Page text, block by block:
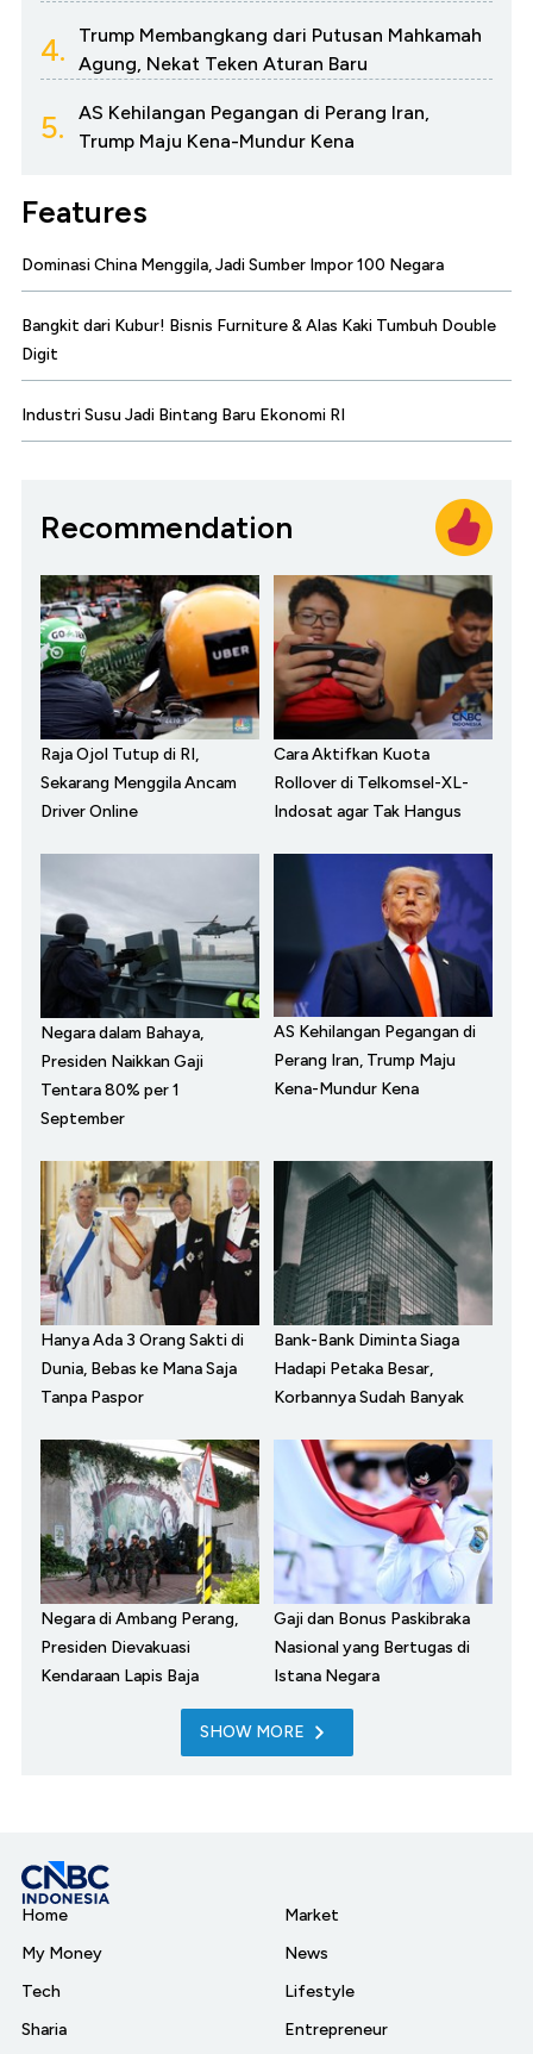
4.
Trump Membangkang dari Putusan Mahkamah
Agung, Nekat Teken Aturan Baru
5.
AS Kehilangan Pegangan di Perang Iran,
Trump Maju Kena-Mundur Kena
Features
Dominasi China Menggila, Jadi Sumber Impor 100 Negara
Bangkit dari Kubur! Bisnis Furniture & Alas Kaki Tumbuh Double
Digit
Industri Susu Jadi Bintang Baru Ekonomi RI
Recommendation
Raja Ojol Tutup di RI,
Sekarang Menggila Ancam
Driver Online
Cara Aktifkan Kuota
Rollover di Telkomsel-XL-
Indosat agar Tak Hangus
Negara dalam Bahaya,
Presiden Naikkan Gaji
Tentara 80% per 1
September
AS Kehilangan Pegangan di
Perang Iran, Trump Maju
Kena-Mundur Kena
Hanya Ada 3 Orang Sakti di
Dunia, Bebas ke Mana Saja
Tanpa Paspor
Bank-Bank Diminta Siaga
Hadapi Petaka Besar,
Korbannya Sudah Banyak
Negara di Ambang Perang,
Presiden Dievakuasi
Kendaraan Lapis Baja
Gaji dan Bonus Paskibraka
Nasional yang Bertugas di
Istana Negara
SHOW MORE
Home
My Money
Tech
Sharia
Market
News
Lifestyle
Entrepreneur